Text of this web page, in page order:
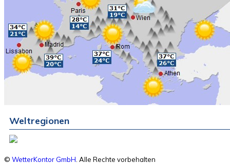
Weltregionen
© WetterKontor GmbH . Alle Rechte vorbehalten